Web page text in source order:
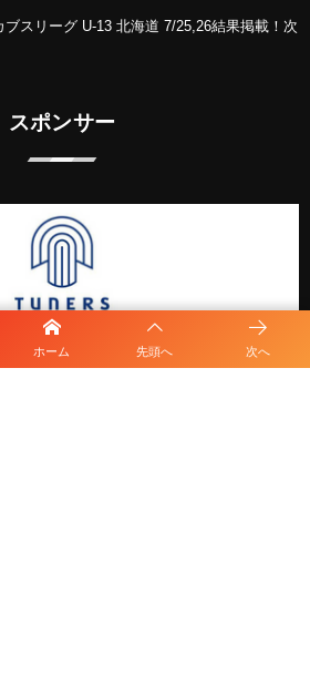
ホーム 先頭へ 次へ
スリーグ U-13 北海道 7/25,26結果掲載！次
スポンサー